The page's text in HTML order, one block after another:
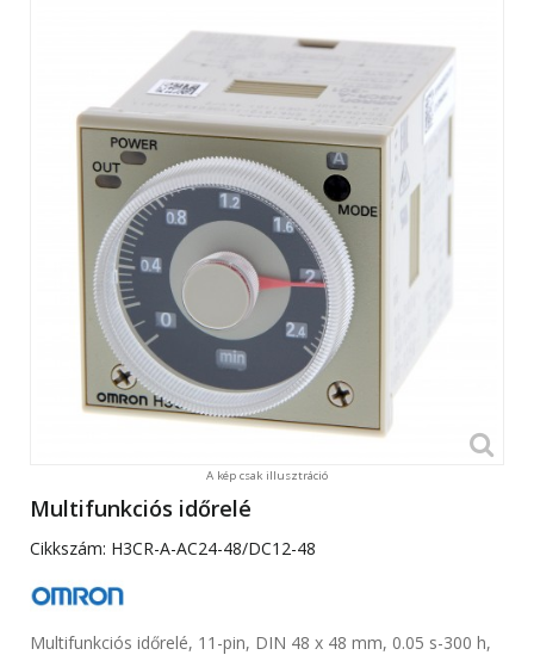
A kép csak illusztráció
Multifunkciós időrelé
Cikkszám: H3CR-A-AC24-48/DC12-48
Multifunkciós időrelé, 11-pin, DIN 48 x 48 mm, 0.05 s-300 h,